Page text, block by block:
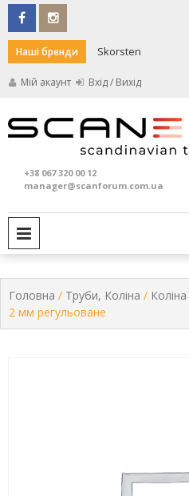
Skip
to
content
Наші бренди Skorsten
Мій акаунт Вхід / Вихід
+38 067 320 00 12
manager@scanforum.com.ua
Головна / Труби, Коліна / Коліна
2 мм регульоване